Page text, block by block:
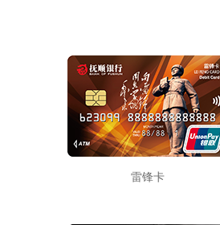
雷锋卡